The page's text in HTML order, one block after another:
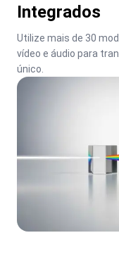
Integrados
Utilize mais de 30
vídeo e áudio para
único.